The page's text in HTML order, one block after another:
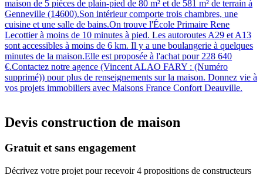
maison de 5 pièces de plain-pied de 80 m² et de 581 m² de terrain à
Genneville (14600).Son intérieur comporte trois chambres, une
cuisine et une salle de bains.On trouve l'École Primaire Rene
Lecottier à moins de 10 minutes à pied. Les autoroutes A29 et A13
sont accessibles à moins de 6 km. Il y a une boulangerie à quelques
minutes de la maison.Elle est proposée à l'achat pour 228 640
€.Contactez notre agence (Vincent ALAO FARY : (Numéro
supprimé)) pour plus de renseignements sur la maison. Donnez vie à
vos projets immobiliers avec Maisons France Confort Deauville.
Devis construction de maison
Gratuit et sans engagement
Décrivez votre projet pour recevoir 4 propositions de constructeurs